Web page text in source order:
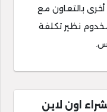
بالتعاون مع
نظير تكلفة
اون لاين